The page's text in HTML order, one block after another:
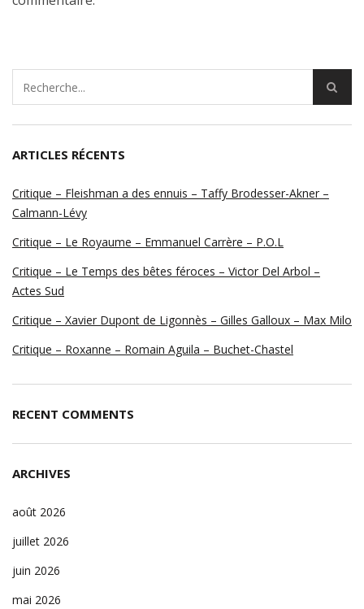
ARTICLES RÉCENTS
Critique – Fleishman a des ennuis – Taffy Brodesser-Akner –
Calmann-Lévy
Critique – Le Royaume – Emmanuel Carrère – P.O.L
Critique – Le Temps des bêtes féroces – Victor Del Arbol –
Actes Sud
Critique – Xavier Dupont de Ligonnès – Gilles Galloux – Max Milo
Critique – Roxanne – Romain Aguila – Buchet-Chastel
RECENT COMMENTS
ARCHIVES
août 2026
juillet 2026
juin 2026
mai 2026